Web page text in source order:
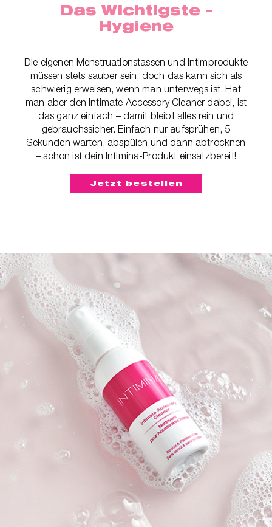
Das Wichtigste –
Hygiene
Die eigenen Menstruationstassen und Intimprodukte
müssen stets sauber sein, doch das kann sich als
schwierig erweisen, wenn man unterwegs ist. Hat
man aber den Intimate Accessory Cleaner dabei, ist
das ganz einfach – damit bleibt alles rein und
gebrauchssicher. Einfach nur aufsprühen, 5
Sekunden warten, abspülen und dann abtrocknen
– schon ist dein Intimina-Produkt einsatzbereit!
Jetzt bestellen